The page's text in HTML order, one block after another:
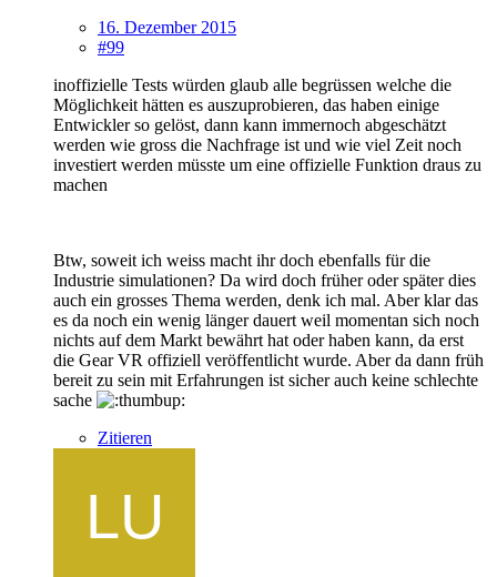
16. Dezember 2015
#99
inoffizielle Tests würden glaub alle begrüssen welche die
Möglichkeit hätten es auszuprobieren, das haben einige
Entwickler so gelöst, dann kann immernoch abgeschätzt
werden wie gross die Nachfrage ist und wie viel Zeit noch
investiert werden müsste um eine offizielle Funktion draus zu
machen
Btw, soweit ich weiss macht ihr doch ebenfalls für die
Industrie simulationen? Da wird doch früher oder später dies
auch ein grosses Thema werden, denk ich mal. Aber klar das
es da noch ein wenig länger dauert weil momentan sich noch
nichts auf dem Markt bewährt hat oder haben kann, da erst
die Gear VR offiziell veröffentlicht wurde. Aber da dann früh
bereit zu sein mit Erfahrungen ist sicher auch keine schlechte
sache
Zitieren